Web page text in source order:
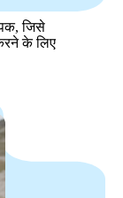
जिसे
के लिए